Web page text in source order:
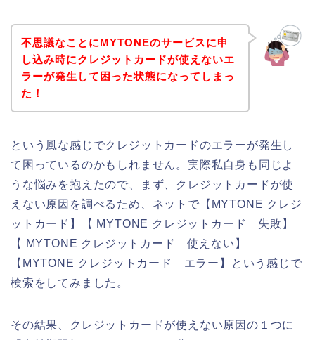
不思議なことにMYTONEのサービスに申
し込み時にクレジットカードが使えないエ
ラーが発生して困った状態になってしまっ
た！
という風な感じでクレジットカードのエラーが発生し
て困っているのかもしれません。実際私自身も同じよ
うな悩みを抱えたので、まず、クレジットカードが使
えない原因を調べるため、ネットで【MYTONE クレジ
ットカード】【 MYTONE クレジットカード 失敗】
【 MYTONE クレジットカード 使えない】
【MYTONE クレジットカード エラー】という感じで
検索をしてみました。
その結果、クレジットカードが使えない原因の１つに